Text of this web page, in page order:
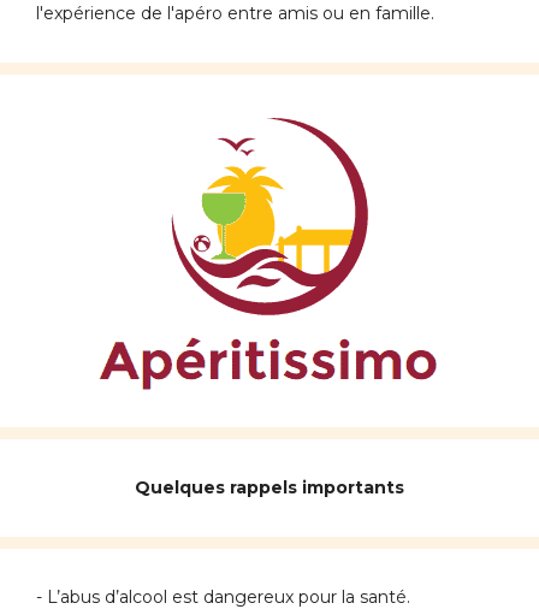
l'expérience de l'apéro entre amis ou en famille.
Quelques rappels importants
- L’abus d’alcool est dangereux pour la santé.